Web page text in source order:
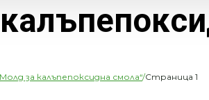
за калъпепоксидна смола“/Страница 1